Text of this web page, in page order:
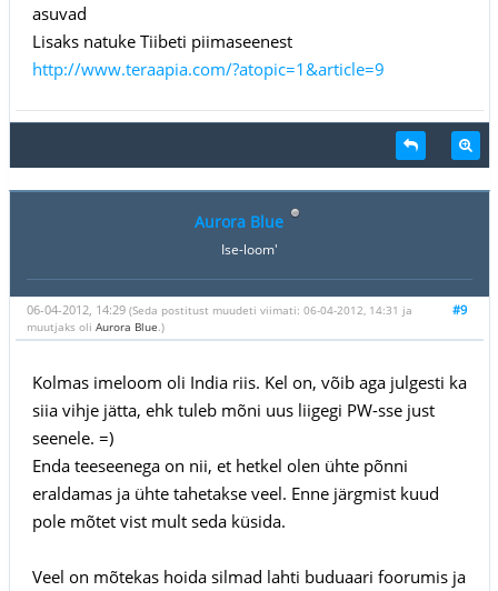
asuvad
Lisaks natuke Tiibeti piimaseenest
http://www.teraapia.com/?atopic=1&article=9
Aurora Blue
Ise-loom'
#9
06-04-2012, 14:29 (Seda postitust muudeti viimati: 06-04-2012, 14:31 ja
muutjaks oli Aurora Blue .)
Kolmas imeloom oli India riis. Kel on, võib aga julgesti ka
siia vihje jätta, ehk tuleb mõni uus liigegi PW-sse just
seenele. =)
Enda teeseenega on nii, et hetkel olen ühte põnni
eraldamas ja ühte tahetakse veel. Enne järgmist kuud
pole mõtet vist mult seda küsida.
Veel on mõtekas hoida silmad lahti buduaari foorumis ja